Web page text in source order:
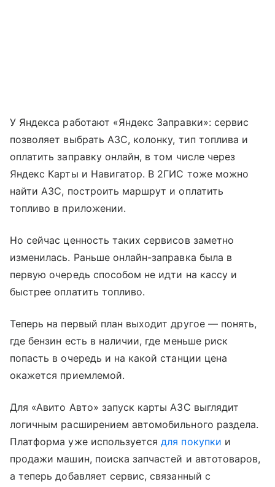
У Яндекса работают «Яндекс Заправки»: сервис
позволяет выбрать АЗС, колонку, тип топлива и
оплатить заправку онлайн, в том числе через
Яндекс Карты и Навигатор. В 2ГИС тоже можно
найти АЗС, построить маршрут и оплатить
топливо в приложении.
Но сейчас ценность таких сервисов заметно
изменилась. Раньше онлайн-заправка была в
первую очередь способом не идти на кассу и
быстрее оплатить топливо.
Теперь на первый план выходит другое — понять,
где бензин есть в наличии, где меньше риск
попасть в очередь и на какой станции цена
окажется приемлемой.
Для «Авито Авто» запуск карты АЗС выглядит
логичным расширением автомобильного раздела.
Платформа уже используетсядля покупки и
продажи машин, поиска запчастей и автотоваров,
а теперь добавляет сервис, связанный с